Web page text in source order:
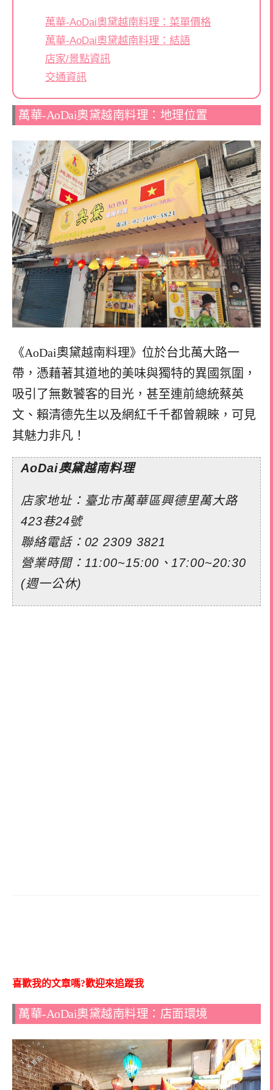
萬華-AoDai奧黛越南料理：菜單價格
萬華-AoDai奧黛越南料理：結語
店家/景點資訊
交通資訊
萬華-AoDai奧黛越南料理：地理位置
《AoDai奧黛越南料理》位於台北萬大路一
帶，憑藉著其道地的美味與獨特的異國氛圍，
吸引了無數饕客的目光，甚至連前總統蔡英
文、賴清德先生以及網紅千千都曾親睞，可見
其魅力非凡！
AoDai奧黛越南料理
店家地址：臺北市萬華區興德里萬大路
423巷24號
聯絡電話：02 2309 3821
營業時間：11:00~15:00、17:00~20:30
(週一公休)
喜歡我的文章嗎?歡迎來追蹤我
萬華-AoDai奧黛越南料理：店面環境